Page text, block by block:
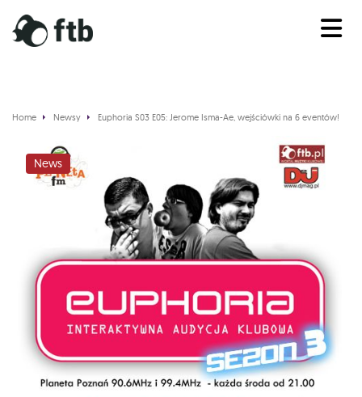
Home Newsy Euphoria S03 E05: Jerome Isma-Ae, wejściówki na 6 eventów!
News